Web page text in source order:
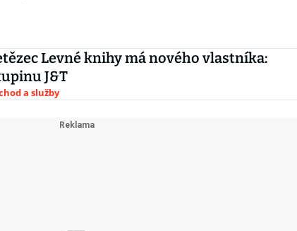
Levné knihy má nového vlastníka:
J&T
a služby